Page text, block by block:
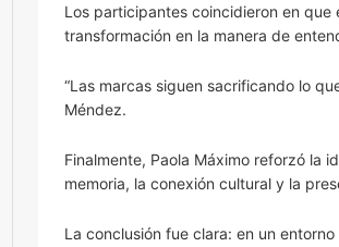
Los participantes coincidieron en que
transformación en la manera de
“Las marcas siguen sacrificando lo
Méndez.
Finalmente, Paola Máximo reforzó la
memoria, la conexión cultural y la
La conclusión fue clara: en un